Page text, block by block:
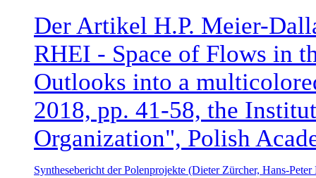
Der Artikel H.P. Meier-
RHEI - Space of Flows in
Outlooks into a
2018, pp. 41-58, the
Organization", Polish
Synthesebericht der Polenprojekte (Dieter Zürcher, Hans-